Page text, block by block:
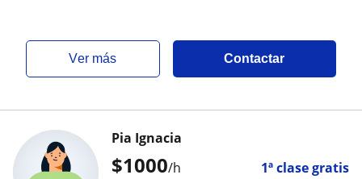
ver más Contactar
$1000/h 1ª clase gratis
Pia Ignacia